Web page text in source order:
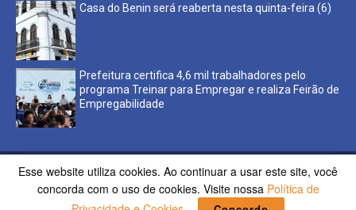
Casa do Benin será reaberta nesta quinta-feira (6)
Prefeitura certifica 4,6 mil trabalhadores pelo
programa Treinar para Empregar e realiza Feirão de
Empregabilidade
Copyright ©2023 Salvador Acontece. Todos os direitos
reservados | Desenvolvido porPoppy Sites.
Esse website utiliza cookies. Ao continuar a usar este site, você
concorda com o uso de cookies. Visite nossa Política de